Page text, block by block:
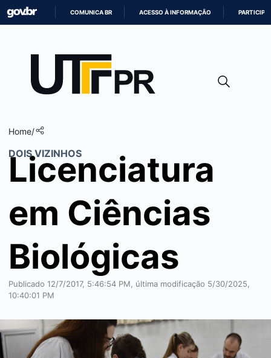
CONTEÚDO
COMUNICA BR ACESSO À INFORMAÇÃO PARTICIPE
Home/
DOIS VIZINHOS
Licenciatura
em Ciências
Biológicas
Publicado 12/7/2017, 5:46:54 PM, última modificação 5/30/2025,
10:40:01 PM